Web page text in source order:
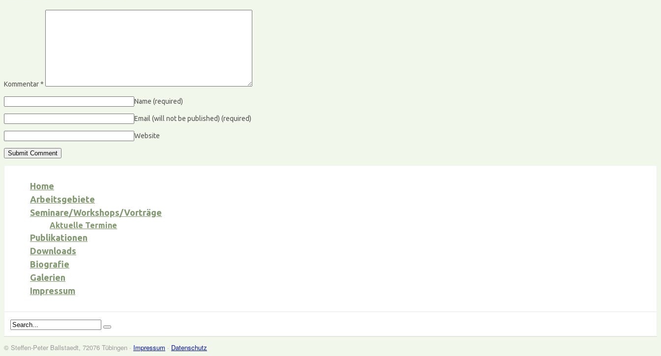
Kommentar*
Name (required)
Email (will not be published) (required)
Website
Home
Arbeitsgebiete
Seminare/Workshops/Vorträge
Aktuelle Termine
Publikationen
Downloads
Biografie
Galerien
Impressum
© Steffen-Peter Ballstaedt, 72076 Tübingen · Impressum · Datenschutz